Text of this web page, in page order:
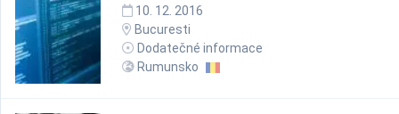
10. 12. 2016
Bucuresti
Dodatečné informace
Rumunsko